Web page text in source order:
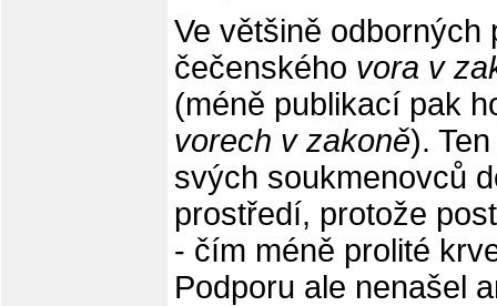
Ve většině odborných
čečenského vora v
(méně publikací pak
vorech v zakoně).
svých soukmenovců
prostředí, protože
- čím méně prolité
Podporu ale nenašel